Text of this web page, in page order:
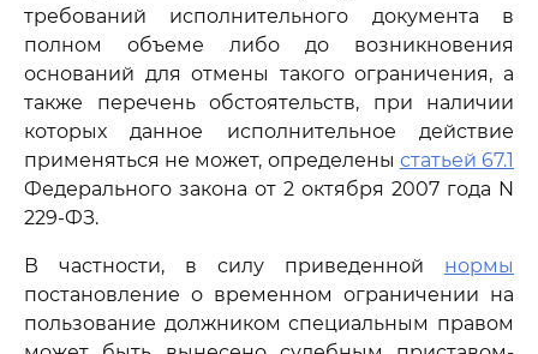
требований исполнительного документа в
полном объеме либо до возникновения
оснований для отмены такого ограничения, а
также перечень обстоятельств, при наличии
которых данное исполнительное действие
применяться не может, определены статьей 67.1
Федерального закона от 2 октября 2007 года N
229-ФЗ.
В частности, в силу приведенной нормы
постановление о временном ограничении на
пользование должником специальным правом